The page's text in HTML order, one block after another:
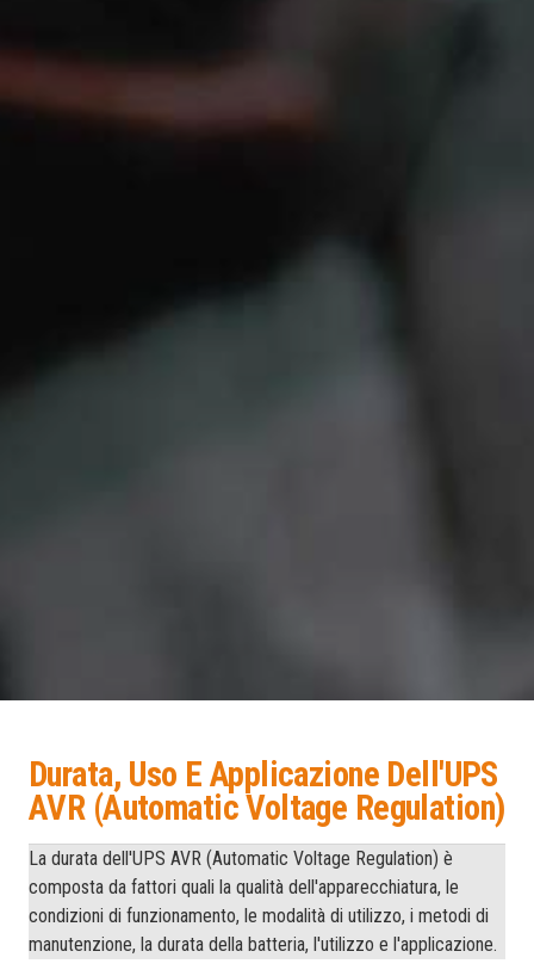
Durata, Uso E Applicazione Dell'UPS
AVR (Automatic Voltage Regulation)
La durata dell'UPS AVR (Automatic Voltage Regulation) è
composta da fattori quali la qualità dell'apparecchiatura, le
condizioni di funzionamento, le modalità di utilizzo, i metodi di
manutenzione, la durata della batteria, l'utilizzo e l'applicazione.